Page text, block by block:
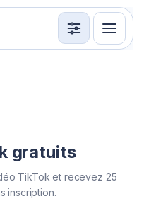
Inscription
gratuits
TikTok et recevez 25
inscription.